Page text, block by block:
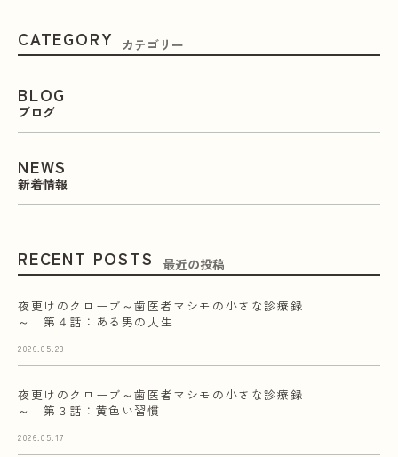
CATEGORY カテゴリー
BLOG
ブログ
NEWS
新着情報
RECENT POSTS 最近の投稿
夜更けのクローブ～歯医者マシモの小さな診療録
～ 第４話：ある男の人生
2026.05.23
夜更けのクローブ～歯医者マシモの小さな診療録
～ 第３話：黄色い習慣
2026.05.17